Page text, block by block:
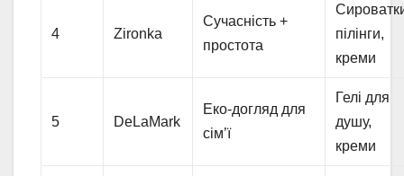
4 Zironka
Сучасність +
простота
пілінги,
креми
5 DeLaMark
Еко-догляд для
сім’ї
Гелі для
душу,
креми